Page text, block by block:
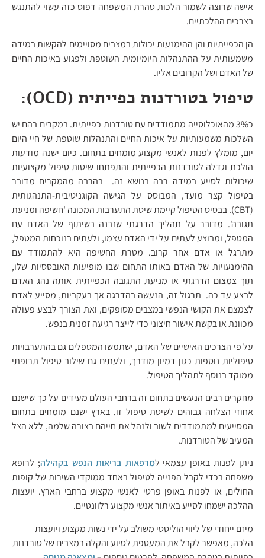
אישה שרוצה לשמור הלכות טהרת המשפחה דפוס כזה עשוי להתנגש
בצרכים ההלכתיים.
הן הכפייתיות והן ההימנעות יכולות במצבים מסויימים להקשות במידה
משמעותית על ההתנהלות היומיומית השוטפת ולפגוע באיכות החיים
של האדם ושל הקרובים אליו.
טיפול בטורדנות כפייתית (OCD
):
כ3% מהאוכלוסייה מתמודדים עם טורדנות כפייתית. במקרים בהם יש
השלכות משמעותיות על איכות החיים והתנהלות שוטפת של חיי היום
יום, מומלץ לפנות לאנשי מקצוע מומחים בתחום. כיום ישנה מודעות
הולכת וגדלה לטורדנות הכפייתית והתפתחו שיטות טיפול מקצועיות
שיכולות לסייע במידה רבה בנושא זה. בהרבה מהמקרים מדובר
בטיפול קצר מועד, המבוסס על הגישה הקוגניטיבית-התנהגותית
(CBT). בבסיס הטיפול קיימת שיטת התערבות המכונה 'חשיפה ומניעת
תגובה'. מדובר על תהליך הדרגתי שנבנה בשיתוף של האדם עם
המטפל, ומבוצע לעתים על ידי האדם עצמו, ולעתים בנוכחות המטפל,
מתרגל או אדם אחר קרוב. מטרת החשיפה היא להתמודד עם
ההימנעויות של האדם באותו התחום שבו מופיעות האובססיות שלו,
תוך צמצום הדרגתי או מניעת התגובה הכפייתית אותה נהג האדם
לבצע עד כה. תרגול זה, הנעשה בהדרגה אך בעקביות, מסייע לאדם
לצמצם את הקושי הנפשי במצבים מסופקים, ואת הצורך לבצע פעולה
מכוונת או בקשת אישור חיצוני כדי לייצר רגיעה זמנית בנפש.
על פי הצרכים האישיים של האדם, ישתמשו המטפלים גם בהתערבויות
טיפוליות נוספות כגון דמיון מודרך, ולעתים גם שילוב טיפול תרופתי
ממוקד בנוסף לתהליך הטיפול.
מחקרים רבים הנעשים בתחום זה ברחבי העולם מעידים על כך שישנם
אחוזי הצלחה גבוהים לשיטת טיפול זו. בארץ ישנם מומחים בתחום
המסייעים למתמודדים לשוב ולנהל את חייהם בצורה שלמה, ללא הצל
המעיב של הטורדנות.
ניתן לפנות באופן עצמאי למרפאות בריאות הנפש בקהילה; לרופא
משפחה בכדי לקבל הפנייה לטיפול באחד ממוקדי השירות של קופות
החולים, או לפנות באופן פרטי לאנשי מקצוע ברחבי הארץ. יועצות
ההלכה ישמחו לסייע באיתור אנשי מקצוע רלוונטיים.
מיזם ייחודי של ליווי הוליסטי משולב על ידי נשות מקצוע ויועצות
הלכה, מאפשר לקבל את המעטפת לסיוע והקלה במצבים של טורדנות